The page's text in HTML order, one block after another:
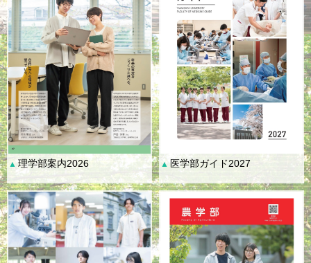
▲理学部案内2026 ▲ 医学部ガイド2027